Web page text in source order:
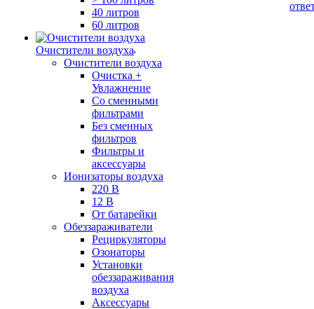
40 литров
60 литров
Очистители воздуха
Очистители воздуха
Очистка +
Увлажнение
Cо сменными
фильтрами
Без сменных
фильтров
Фильтры и
аксессуары
Ионизаторы воздуха
220 В
12 В
От батарейки
Обеззараживатели
Рециркуляторы
Озонаторы
Установки
обеззараживания
воздуха
Аксессуары